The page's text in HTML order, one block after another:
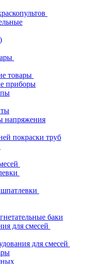
товары
приборы
напряжения
покраски труб
баки
для смесей
для смесей